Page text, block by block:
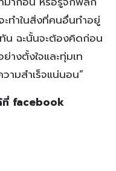
ะทำในสิ่งที่คนอื่นทำอยู่
ทัน ฉะนั้นจะต้องคิดก่อน
างตั้งใจและทุ่มเท
มสำเร็จแน่นอน”
ที่ facebook